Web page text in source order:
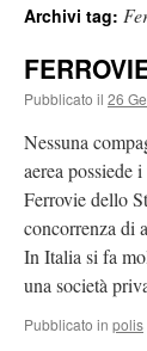
Archivi tag:
Pubblicato il 26
Nessuna
aerea possiede
Ferrovie dello
concorrenza di
In Italia si fa
una società
Pubblicato in polis